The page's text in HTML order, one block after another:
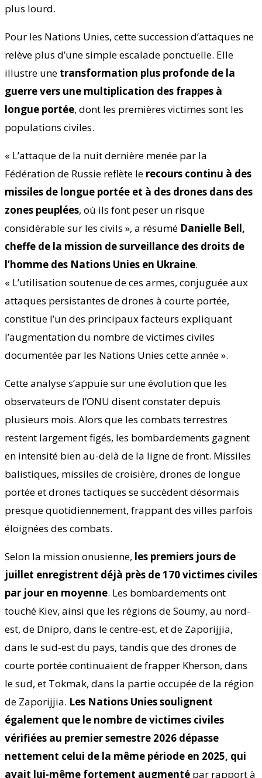
plus lourd.
Pour les Nations Unies, cette succession d’attaques ne
relève plus d’une simple escalade ponctuelle. Elle
illustre une transformation plus profonde de la
guerre vers une multiplication des frappes à
longue portée, dont les premières victimes sont les
populations civiles.
« L’attaque de la nuit dernière menée par la
Fédération de Russie reflète le recours continu à des
missiles de longue portée et à des drones dans des
zones peuplées, où ils font peser un risque
considérable sur les civils », a résumé Danielle Bell,
cheffe de la mission de surveillance des droits de
l’homme des Nations Unies en Ukraine.
« L’utilisation soutenue de ces armes, conjuguée aux
attaques persistantes de drones à courte portée,
constitue l’un des principaux facteurs expliquant
l’augmentation du nombre de victimes civiles
documentée par les Nations Unies cette année ».
Cette analyse s’appuie sur une évolution que les
observateurs de l’ONU disent constater depuis
plusieurs mois. Alors que les combats terrestres
restent largement figés, les bombardements gagnent
en intensité bien au-delà de la ligne de front. Missiles
balistiques, missiles de croisière, drones de longue
portée et drones tactiques se succèdent désormais
presque quotidiennement, frappant des villes parfois
éloignées des combats.
Selon la mission onusienne, les premiers jours de
juillet enregistrent déjà près de 170 victimes civiles
par jour en moyenne. Les bombardements ont
touché Kiev, ainsi que les régions de Soumy, au nord-
est, de Dnipro, dans le centre-est, et de Zaporijjia,
dans le sud-est du pays, tandis que des drones de
courte portée continuaient de frapper Kherson, dans
le sud, et Tokmak, dans la partie occupée de la région
de Zaporijjia. Les Nations Unies soulignent
également que le nombre de victimes civiles
vérifiées au premier semestre 2026 dépasse
nettement celui de la même période en 2025, qui
avait lui-même fortement augmenté par rapport à